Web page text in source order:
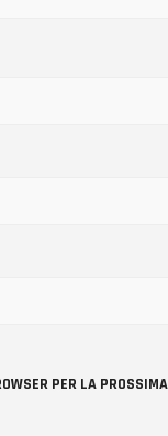
PER LA